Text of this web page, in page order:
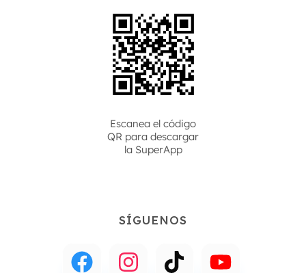
Escanea el código
QR para descargar
la SuperApp
SÍGUENOS